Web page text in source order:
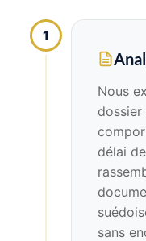
1
Nous
délai
sans